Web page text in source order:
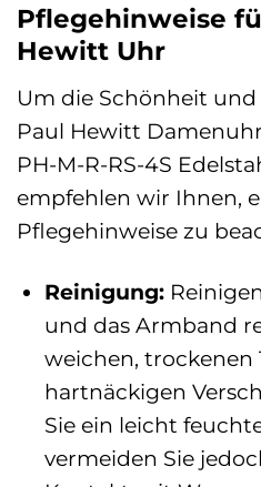
Pflegehinweise
Hewitt Uhr
Um die Schönheit
Paul Hewitt
PH-M-R-RS-4S
empfehlen wir Ihnen,
Pflegehinweise zu
Reinigung:
und das Armband
weichen, trockenen
hartnäckigen
Sie ein leicht
vermeiden Sie